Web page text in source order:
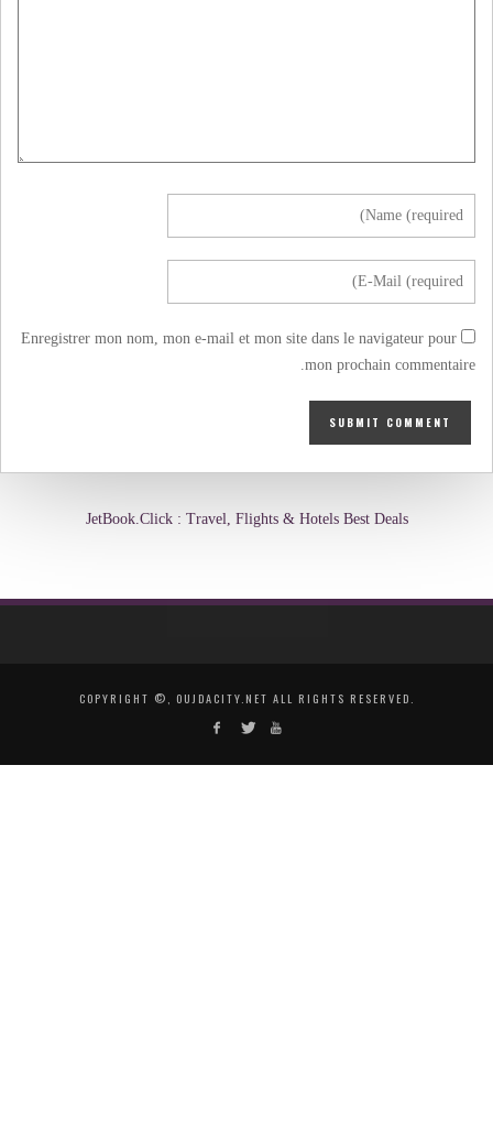
Enregistrer mon nom, mon e-mail et mon site dans le navigateur pour
mon prochain commentaire.
JetBook.Click : Travel, Flights & Hotels Best Deals
COPYRIGHT ©, OUJDACITY.NET ALL RIGHTS RESERVED.